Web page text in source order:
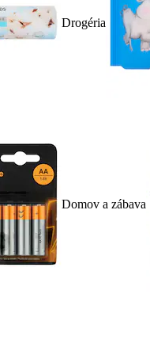
Drogéria
Domov a zábava